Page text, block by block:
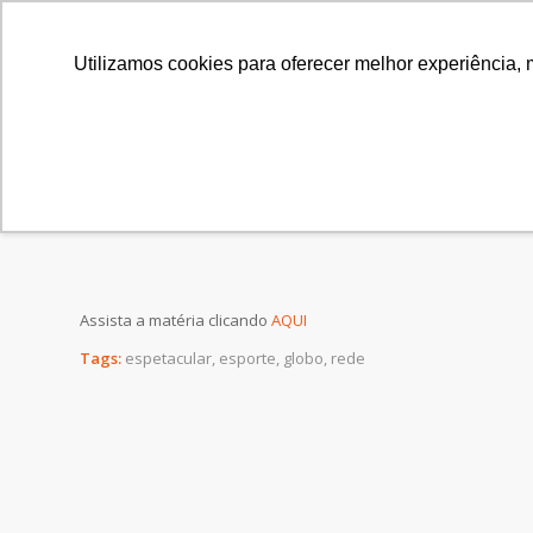
Utilizamos cookies para oferecer melhor
Equipes brasileiras intensificam trabalho
Assista a matéria clicando AQUI
Tags: espetacular, esporte, globo, rede